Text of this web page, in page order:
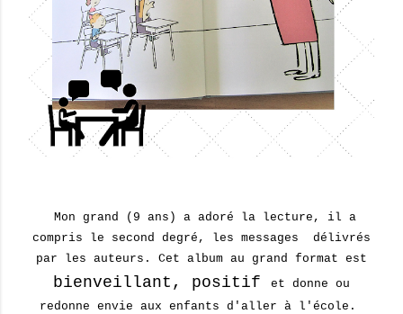
Mon grand (9 ans) a adoré la lecture, il a
compris le second degré, les messages délivrés
par les auteurs. Cet album au grand format est
bienveillant, positif
et donne ou
redonne envie aux enfants d'aller à l'école.